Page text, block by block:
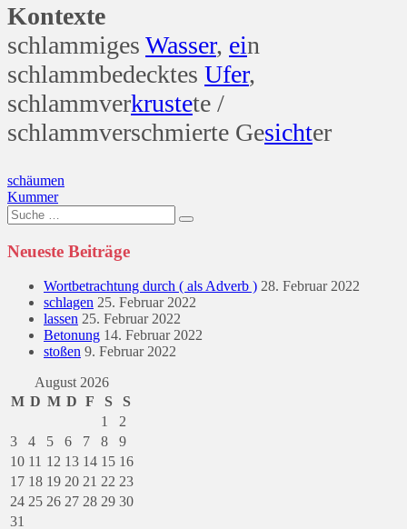
Kontexte
schlammiges Wasser, ein
schlammbedecktes Ufer,
schlammverkrustete /
schlammverschmierte Gesichter
Beitragsnavigation
schäumen
Kummer
Suche
nach:
Neueste Beiträge
Wortbetrachtung durch ( als Adverb ) 28. Februar 2022
schlagen 25. Februar 2022
lassen 25. Februar 2022
Betonung 14. Februar 2022
stoßen 9. Februar 2022
August 2026
M D M D F S
S
1
2
3
4 5 6 7 8
9
10 11 12 13 14 15 16
17 18 19 20 21 22 23
24 25 26 27 28 29 30
31